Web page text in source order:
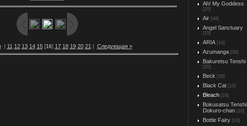
| 11 12 13 14 15[16] 17 18 19 20 21 | Следующая »
Ah! My Goddess
[20]
Air [49]
Angel Sanctuary
[15]
ARIA [14]
Azumanga [50]
Bakuretsu Tenshi
[20]
Beck [26]
Black Cat [10]
Bleach [24]
Bokusatsu Tenshi
Dokuro-chan [10]
Bottle Fairy [10]